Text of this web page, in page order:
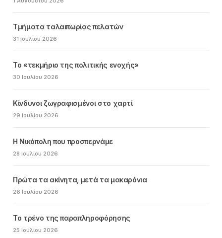
Τμήματα ταλαιπωρίας πελατών
31 Ιουλίου 2026
Το «τεκμήριο της πολιτικής ενοχής»
30 Ιουλίου 2026
Κίνδυνοι ζωγραφισμένοι στο χαρτί
29 Ιουλίου 2026
Η Νικόπολη που προσπερνάμε
28 Ιουλίου 2026
Πρώτα τα ακίνητα, μετά τα μακαρόνια
26 Ιουλίου 2026
Το τρένο της παραπληροφόρησης
25 Ιουλίου 2026